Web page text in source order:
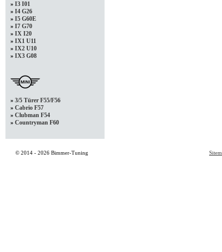
» I3 I01
» I4 G26
» I5 G60E
» I7 G70
» IX I20
» IX1 U11
» IX2 U10
» IX3 G08
» 3/5 Türer F55/F56
» Cabrio F57
» Clubman F54
» Countryman F60
© 2014 - 2026 Bimmer-Tuning